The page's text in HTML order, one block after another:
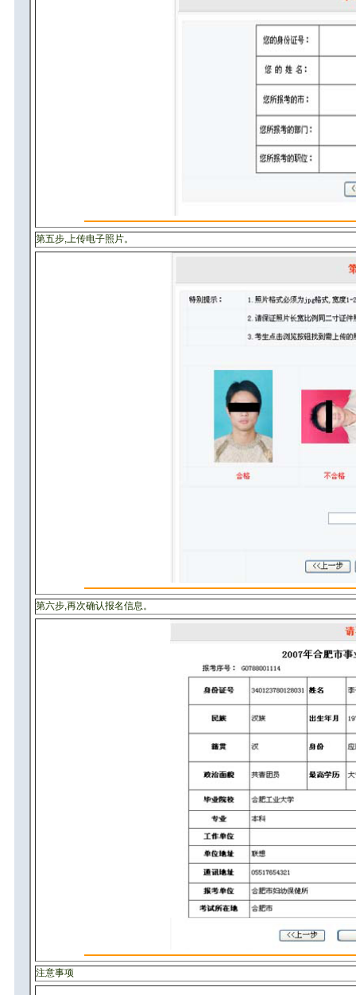
第五步,上传电子照片。
第六步,再次确认报名信息。
注意事项